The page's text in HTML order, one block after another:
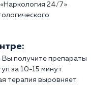
«Наркология 24/7»
Вы получите препараты
за 10-15 минут.
терапия выровняет